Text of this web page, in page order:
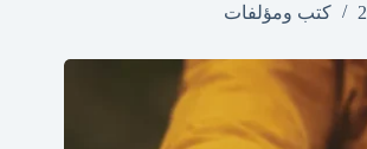
كتب ومؤلفات